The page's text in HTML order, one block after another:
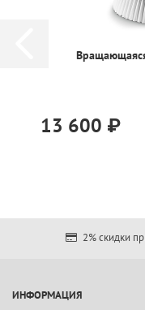
13 600 ₽
2% скидки
ИНФОРМАЦИЯ